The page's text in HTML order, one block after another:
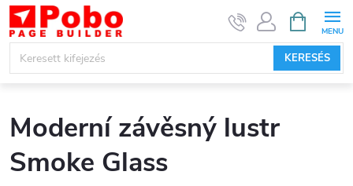
Ugrás
KERESÉS
KOSÁR
Moderní závěsný lustr
Smoke Glass